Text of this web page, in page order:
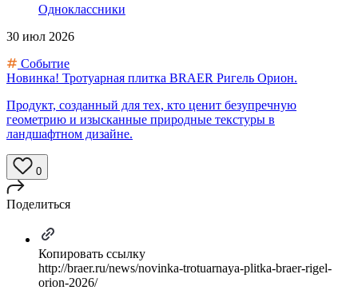
Одноклассники
30 июл 2026
Событие
Новинка! Тротуарная плитка BRAER Ригель Орион.
Продукт, созданный для тех, кто ценит безупречную
геометрию и изысканные природные текстуры в
ландшафтном дизайне.
0
Поделиться
Копировать ссылку
http://braer.ru/news/novinka-trotuarnaya-plitka-braer-rigel-
orion-2026/